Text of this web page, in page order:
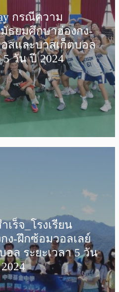
กรณีความ
มัธยมศึกษาฮ่องกง-
สและบาสเก็ตบอล
5 วัน ปี 2024
ร็จ_โรงเรียน
ง-ฝึกซ้อมวอลเลย์
ล ระยะเวลา 5 วัน